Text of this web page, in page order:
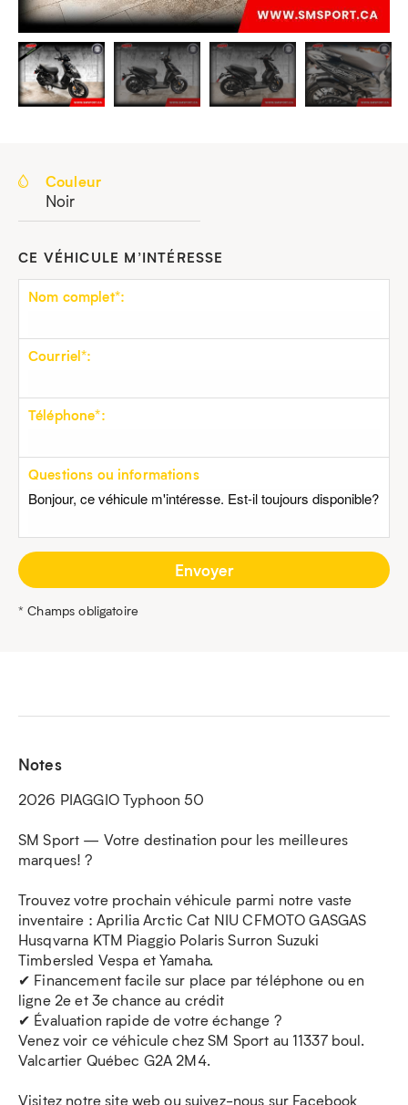
Couleur
Noir
CE VÉHICULE M’INTÉRESSE
Nom complet*:
Courriel*:
Téléphone*:
Questions ou informations
* Champs obligatoire
Notes
2026 PIAGGIO Typhoon 50
SM Sport — Votre destination pour les meilleures
marques! ?
Trouvez votre prochain véhicule parmi notre vaste
inventaire : Aprilia Arctic Cat NIU CFMOTO GASGAS
Husqvarna KTM Piaggio Polaris Surron Suzuki
Timbersled Vespa et Yamaha.
✔ Financement facile sur place par téléphone ou en
ligne 2e et 3e chance au crédit
✔ Évaluation rapide de votre échange ?
Venez voir ce véhicule chez SM Sport au 11337 boul.
Valcartier Québec G2A 2M4.
Visitez notre site web ou suivez-nous sur Facebook